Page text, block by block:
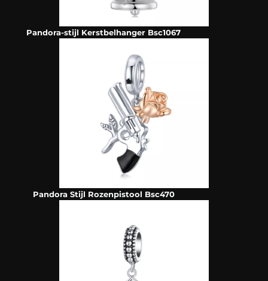
Pandora-stijl Kerstbelhanger Bsc1067
Pandora Stijl Rozenpistool Bsc470